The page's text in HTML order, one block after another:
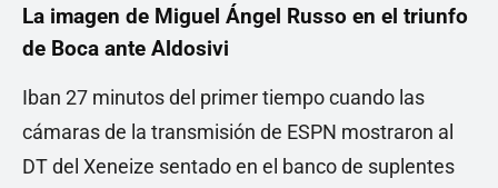
La imagen de Miguel Ángel Russo en el triunfo
de Boca ante Aldosivi
Iban 27 minutos del primer tiempo cuando las
cámaras de la transmisión de ESPN mostraron al
DT del Xeneize sentado en el banco de suplentes